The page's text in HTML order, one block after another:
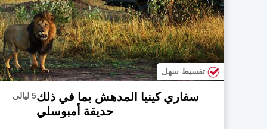
تقسيط سهل
سفاري كينيا المدهش بما في ذلك
حديقة أمبوسلي
5 ليالي